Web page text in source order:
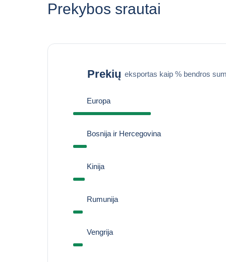
Prekybos srautai
Prekių eksportas kaip % bendros
Europa
Bosnija ir Hercegovina
Kinija
Rumunija
Vengrija